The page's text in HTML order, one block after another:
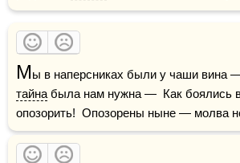
Мы в наперсниках были у чаши вина
тайна была нам нужна —  Как боялись в
опозорить!  Опозорены ныне — молва